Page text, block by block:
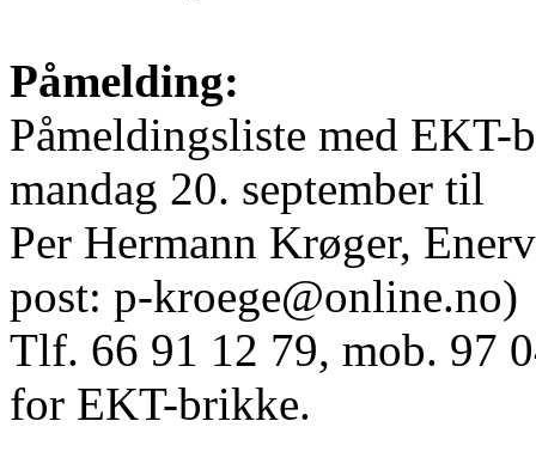
Påmelding:
Påmeldingsliste med EKT-
mandag 20. september til
Per Hermann Krøger,
post: p-kroege@online.no)
Tlf. 66 91 12 79, mob. 97
for EKT-brikke.